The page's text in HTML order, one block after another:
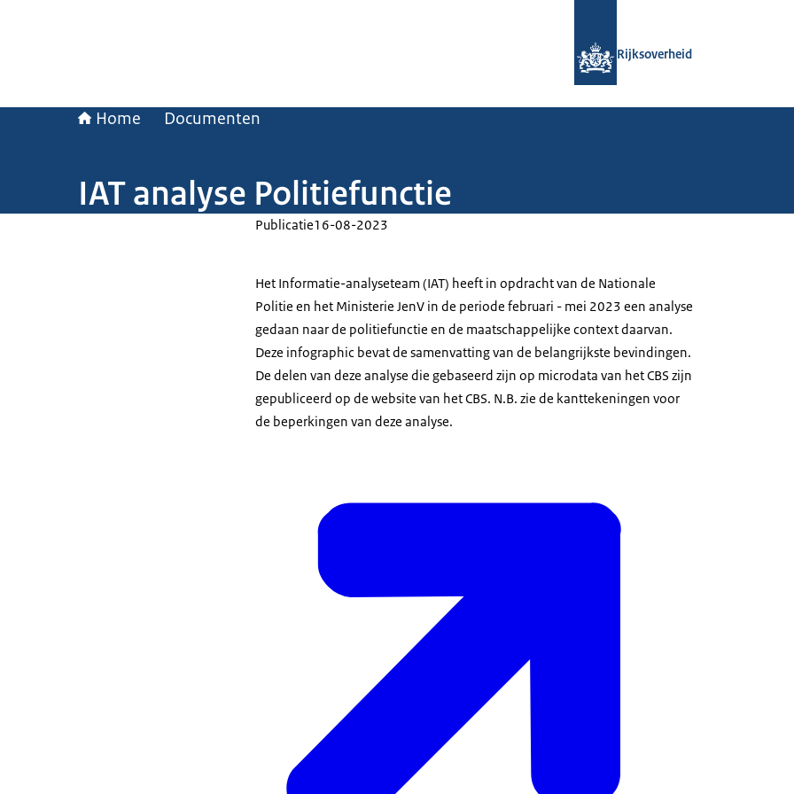
Rijksoverheid
Home Documenten
IAT analyse Politiefunctie
Publicatie16-08-2023
Het Informatie-analyseteam (IAT) heeft in opdracht van de Nationale
Politie en het Ministerie JenV in de periode februari - mei 2023 een analyse
gedaan naar de politiefunctie en de maatschappelijke context daarvan.
Deze infographic bevat de samenvatting van de belangrijkste bevindingen.
De delen van deze analyse die gebaseerd zijn op microdata van het CBS zijn
gepubliceerd op de website van het CBS. N.B. zie de kanttekeningen voor
de beperkingen van deze analyse.